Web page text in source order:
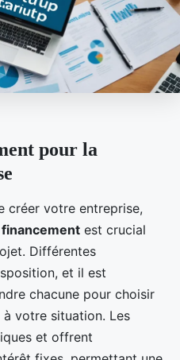
pour la
créer votre entreprise,
financement est crucial
Différentes
et il est
chacune pour choisir
votre situation. Les
et offrent